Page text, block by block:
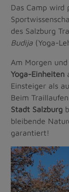
Das Camp wird
des Salzburg
Budija (Yoga-
Am Morgen
Yoga-Einheiten
Einsteiger als
Beim
Stadt Salzburg
bleibende
garantiert!